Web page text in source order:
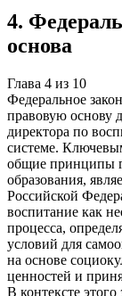
4.
основа
Глава 4 из 10
Федеральное
правовую основу
директора по
системе.
общие принципы
образования,
Российской
воспитание как
процесса,
условий для
на основе
ценностей и
В контексте этого